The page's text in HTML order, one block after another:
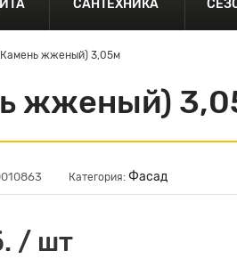
САНТЕХНИКА
жженый) 3,05м
жженый)
Категория: Фасад
/ шт